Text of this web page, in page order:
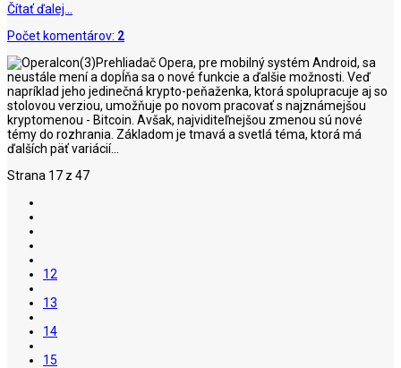
Čítať ďalej…
Počet komentárov: 2
Prehliadač Opera, pre mobilný systém Android, sa
neustále mení a dopĺňa sa o nové funkcie a ďalšie možnosti. Veď
napríklad jeho jedinečná krypto-peňaženka, ktorá spolupracuje aj so
stolovou verziou, umožňuje po novom pracovať s najznámejšou
kryptomenou - Bitcoin. Avšak, najviditeľnejšou zmenou sú nové
témy do rozhrania. Základom je tmavá a svetlá téma, ktorá má
ďalších päť variácií...
Strana 17 z 47
12
13
14
15